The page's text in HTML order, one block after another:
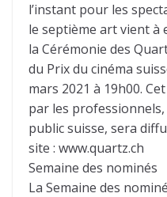
l’instant pour les
le septième art vient à
la Cérémonie des
du Prix du cinéma
mars 2021 à 19h00.
par les
public suisse, sera
site : www.quartz.ch
Semaine des nominés
La Semaine des